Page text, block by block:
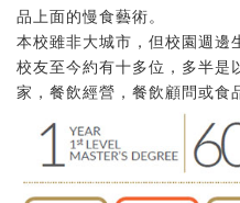
品上面的慢食藝術。
本校雖非大城市，但校園週邊
校友至今約有十多位，多半是
家，餐飲經營，餐飲顧問或食